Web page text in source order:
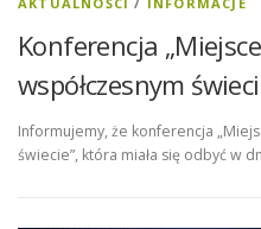
Konferencja
współczesnym
Informujemy, że konferencja
świecie”, która miała się odbyć w